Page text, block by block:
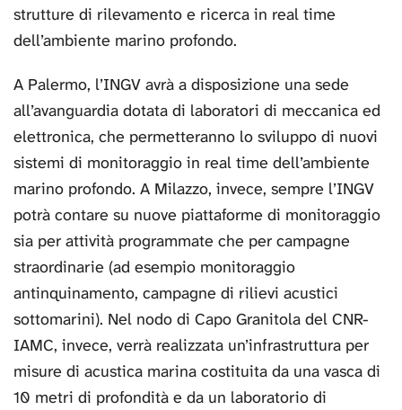
strutture di rilevamento e ricerca in real time
dell’ambiente marino profondo.
A Palermo, l’INGV avrà a disposizione una sede
all’avanguardia dotata di laboratori di meccanica ed
elettronica, che permetteranno lo sviluppo di nuovi
sistemi di monitoraggio in real time dell’ambiente
marino profondo. A Milazzo, invece, sempre l’INGV
potrà contare su nuove piattaforme di monitoraggio
sia per attività programmate che per campagne
straordinarie (ad esempio monitoraggio
antinquinamento, campagne di rilievi acustici
sottomarini). Nel nodo di Capo Granitola del CNR-
IAMC, invece, verrà realizzata un’infrastruttura per
misure di acustica marina costituita da una vasca di
10 metri di profondità e da un laboratorio di